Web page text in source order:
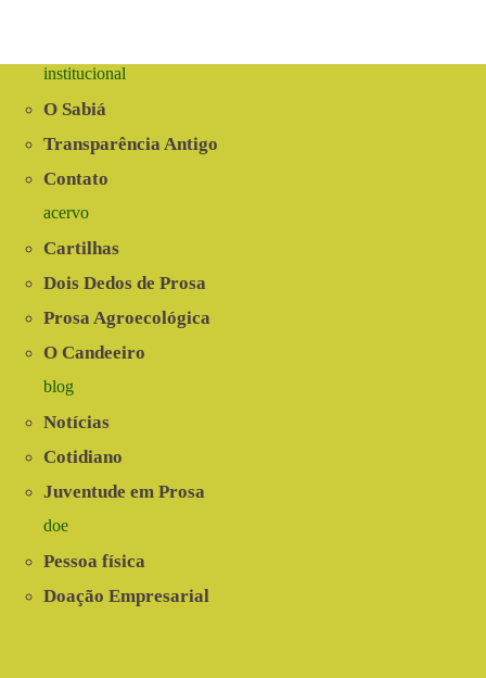
|
institucional
O Sabiá
Transparência Antigo
Contato
acervo
Cartilhas
Dois Dedos de Prosa
Prosa Agroecológica
O Candeeiro
blog
Notícias
Cotidiano
Juventude em Prosa
doe
Pessoa física
Doação Empresarial